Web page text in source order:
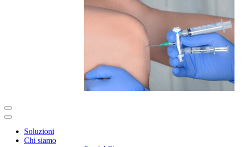
Soluzioni
Chi siamo